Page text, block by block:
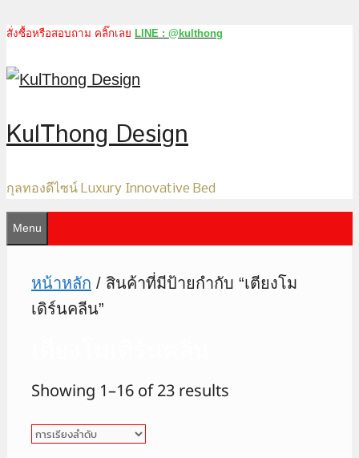
Skip
to
content
สั่งซื้อหรือสอบถาม คลิ๊กเลย LINE : @kulthong
KulThong Design
กุลทองดีไซน์ Luxury Innovative Bed
Menu
หน้าหลัก / สินค้าที่มีป้ายกำกับ “เตียงโม
เดิร์นคลีน”
Showing 1–16 of 23 results